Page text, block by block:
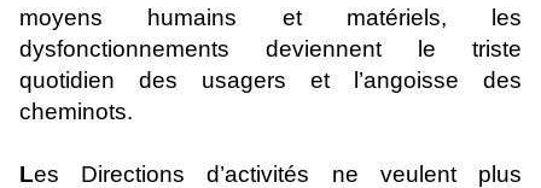
moyens humains et matériels, les
dysfonctionnements deviennent le triste
quotidien des usagers et l’angoisse des
cheminots.
Les Directions d’activités ne veulent plus